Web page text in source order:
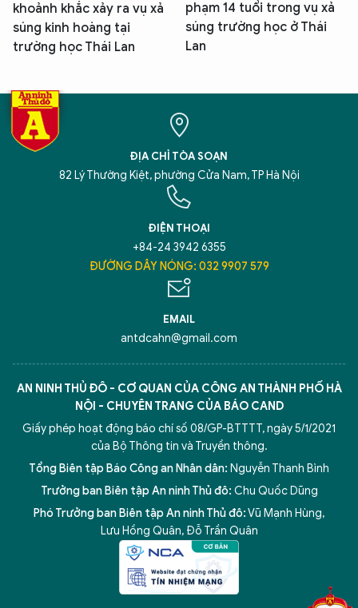
khoảnh khắc xảy ra vụ xả
súng kinh hoàng tại
trường học Thái Lan
phạm 14 tuổi trong vụ xả
súng trường học ở Thái
Lan
ĐỊA CHỈ TÒA SOẠN
82 Lý Thường Kiệt, phường Cửa Nam, TP Hà Nội
ĐIỆN THOẠI
+84-24 3942 6355
ĐƯỜNG DÂY NÓNG: 032 9907 579
EMAIL
antdcahn@gmail.com
AN NINH THỦ ĐÔ - CƠ QUAN CỦA CÔNG AN THÀNH PHỐ HÀ
NỘI - CHUYÊN TRANG CỦA BÁO CAND
Giấy phép hoạt động báo chí số 08/GP-BTTTT, ngày 5/1/2021
của Bộ Thông tin và Truyền thông.
Tổng Biên tập Báo Công an Nhân dân: Nguyễn Thanh Bình
Trưởng ban Biên tập An ninh Thủ đô: Chu Quốc Dũng
Phó Trưởng ban Biên tập An ninh Thủ đô:Vũ Mạnh Hùng,
Lưu Hồng Quân, Đỗ Trần Quân
5 điểm nghẽn của Hà Nội giải pháp xử lý điểm nghẽn của